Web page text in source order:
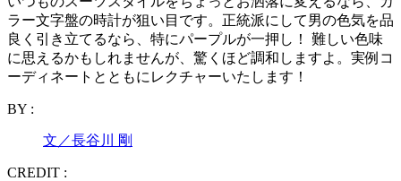
ラー文字盤の時計が狙い目です。正統派にして男の色気を品
良く引き立てるなら、特にパープルが一押し！ 難しい色味
に思えるかもしれませんが、驚くほど調和しますよ。実例コ
ーディネートとともにレクチャーいたします！
BY :
文／長谷川 剛
CREDIT :